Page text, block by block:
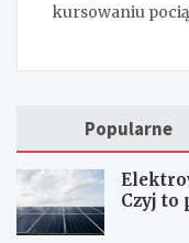
kursowaniu
Popularne
Czyj to